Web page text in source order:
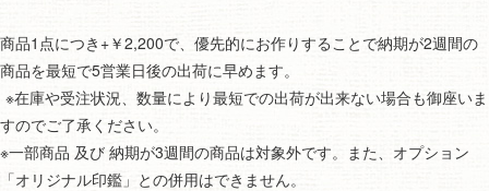
商品1点につき+￥2,200で、優先的にお作りすることで納期が2週間の
商品を最短で5営業日後の出荷に早めます。
※在庫や受注状況、数量により最短での出荷が出来ない場合も御座いま
すのでご了承ください。
※一部商品 及び 納期が3週間の商品は対象外です。また、オプション
「オリジナル印鑑」との併用はできません。